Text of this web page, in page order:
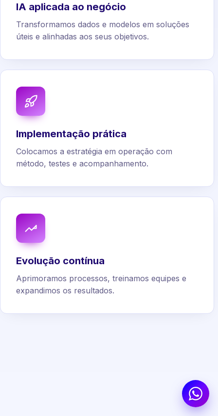
IA aplicada ao negócio
Transformamos dados e modelos em soluções
úteis e alinhadas aos seus objetivos.
Implementação prática
Colocamos a estratégia em operação com
método, testes e acompanhamento.
Evolução contínua
Aprimoramos processos, treinamos equipes e
expandimos os resultados.